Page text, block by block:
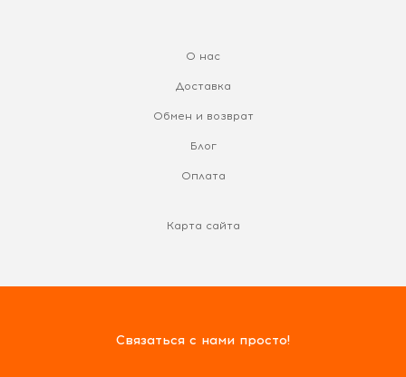
О нас
Доставка
Обмен и возврат
Блог
Оплата
Карта сайта
Связаться с нами просто!